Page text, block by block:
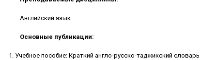
Английский язык
Основные публикации:
Учебное пособие: Краткий англо-русско-таджикский словарь